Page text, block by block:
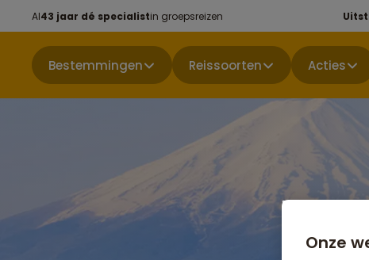
Al43 jaar dé specialistin groepsreizen
Bestemmingen Reissoorten Acties
Onze